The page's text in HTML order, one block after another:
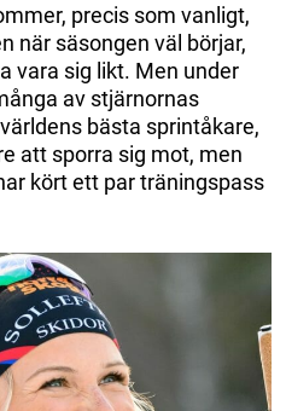
precis som vanligt,
när säsongen väl börjar,
vara sig likt. Men under
av stjärnornas
bästa sprintåkare,
att sporra sig mot, men
kört ett par träningspass